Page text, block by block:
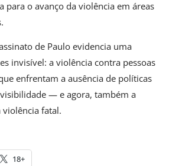
para o avanço da violência em áreas
de Paulo evidencia uma
invisível: a violência contra pessoas
enfrentam a ausência de políticas
— e agora, também a
violência fatal.
18+